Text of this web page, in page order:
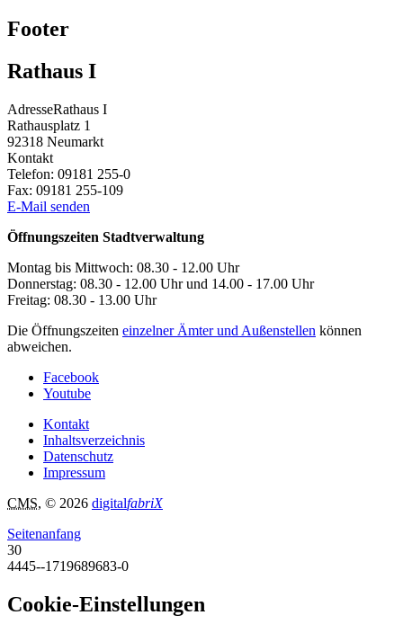
Footer
Rathaus I
AdresseRathaus I
Rathausplatz 1
92318 Neumarkt
Kontakt
Telefon: 09181 255-0
Fax: 09181 255-109
E-Mail senden
Öffnungszeiten Stadtverwaltung
Montag bis Mittwoch: 08.30 - 12.00 Uhr
Donnerstag: 08.30 - 12.00 Uhr und 14.00 - 17.00 Uhr
Freitag: 08.30 - 13.00 Uhr
Die Öffnungszeiten einzelner Ämter und Außenstellen können
abweichen.
Facebook
Youtube
Kontakt
Inhaltsverzeichnis
Datenschutz
Impressum
CMS, © 2026 digitalfabriX
Seitenanfang
30
4445--1719689683-0
Cookie-Einstellungen